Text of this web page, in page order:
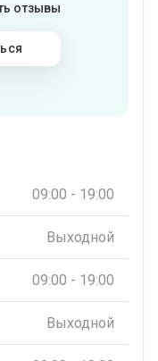
отзывы
09:00 - 19:00
Выходной
09:00 - 19:00
Выходной